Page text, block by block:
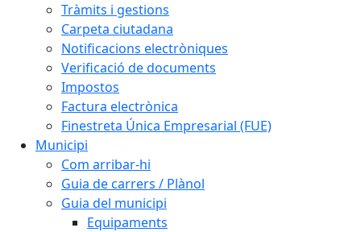
Tràmits i gestions
Carpeta ciutadana
Notificacions electròniques
Verificació de documents
Impostos
Factura electrònica
Finestreta Única Empresarial (FUE)
Municipi
Com arribar-hi
Guia de carrers / Plànol
Guia del municipi
Equipaments